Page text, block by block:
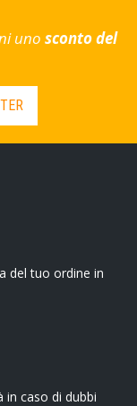
uno sconto del
del tuo ordine in
in caso di dubbi